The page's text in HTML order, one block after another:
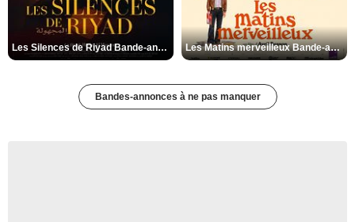
Les Silences de Riyad Bande-annonce VO STFR Les Matins merveilleux Bande-annonce VF
Bandes-annonces à ne pas manquer